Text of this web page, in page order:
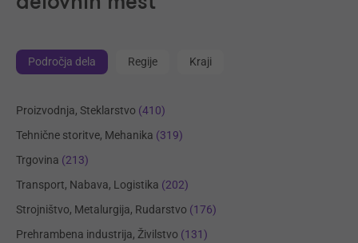
Področja dela Regije Kraji
Proizvodnja, Steklarstvo (410)
Tehnične storitve, Mehanika (319)
Trgovina (213)
Transport, Nabava, Logistika (202)
Strojništvo, Metalurgija, Rudarstvo (176)
Prehrambena industrija, Živilstvo (131)